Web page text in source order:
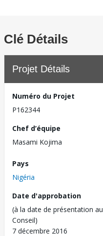
Clé Détails
Projet Détails
Numéro du Projet
P162344
Chef d’équipe
Masami Kojima
Pays
Nigéria
Date d'approbation
(à la date de présentation au
Conseil)
7 décembre 2016